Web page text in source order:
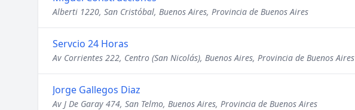
Alberti 1220, San Cristóbal, Buenos Aires, Provincia de Buenos Aires
Servcio 24 Horas
Av Corrientes 222, Centro (San Nicolás), Buenos Aires, Provincia de Buenos Aires
Jorge Gallegos Diaz
Av J De Garay 474, San Telmo, Buenos Aires, Provincia de Buenos Aires